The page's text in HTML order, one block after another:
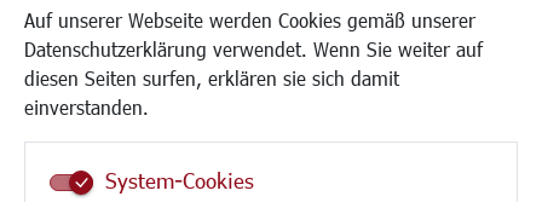
Auf unserer Webseite werden Cookies gemäß unserer
Datenschutzerklärung verwendet. Wenn Sie weiter auf
diesen Seiten surfen, erklären sie sich damit
einverstanden.
System-Cookies
Kinderbetreuung
Kinder und Jugend
Institutionen für Familien
Frauen
Schule